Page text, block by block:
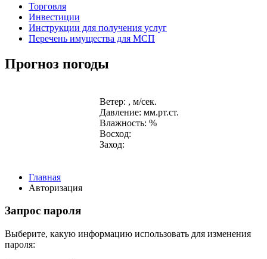
Торговля
Инвестиции
Инструкции для получения услуг
Перечень имущества для МСП
Прогноз погоды
Ветер: , м/сек.
Давление: мм.рт.ст.
Влажность: %
Восход:
Заход:
Главная
Авторизация
Запрос пароля
Выберите, какую информацию использовать для изменения
пароля: